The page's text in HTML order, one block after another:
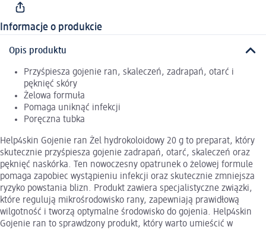
Informacje o produkcie
Opis produktu
Przyśpiesza gojenie ran, skaleczeń, zadrapań, otarć i
pęknięć skóry
Żelowa formuła
Pomaga uniknąć infekcji
Poręczna tubka
Help4skin Gojenie ran Żel hydrokoloidowy 20 g to preparat, który
skutecznie przyśpiesza gojenie zadrapań, otarć, skaleczeń oraz
pęknięć naskórka. Ten nowoczesny opatrunek o żelowej formule
pomaga zapobiec wystąpieniu infekcji oraz skutecznie zmniejsza
ryzyko powstania blizn. Produkt zawiera specjalistyczne związki,
które regulują mikrośrodowisko rany, zapewniają prawidłową
wilgotność i tworzą optymalne środowisko do gojenia. Help4skin
Gojenie ran to sprawdzony produkt, który warto umieścić w